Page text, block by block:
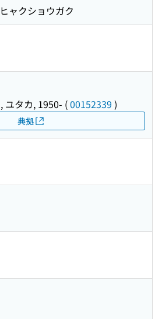
ャクショウガク
ユタカ, 1950- (00152339 )
典拠